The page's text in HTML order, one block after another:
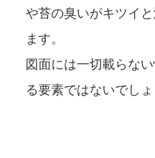
や苔の臭いがキツイ
ます。
図面には一切載らな
る要素ではないでしょ